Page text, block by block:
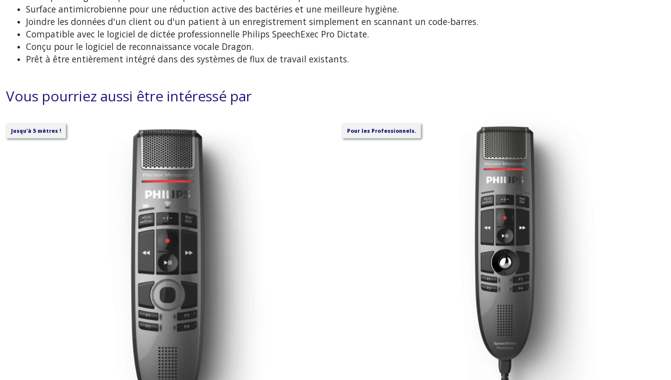
Surface antimicrobienne pour une réduction active des bactéries et une meilleure hygiène.
Joindre les données d'un client ou d'un patient à un enregistrement simplement en scannant un code-barres.
Compatible avec le logiciel de dictée professionnelle Philips SpeechExec Pro Dictate.
Conçu pour le logiciel de reconnaissance vocale Dragon.
Prêt à être entièrement intégré dans des systèmes de flux de travail existants.
Vous pourriez aussi être intéressé par
Jusqu'à 5 mètres ! Pour les Professionnels.